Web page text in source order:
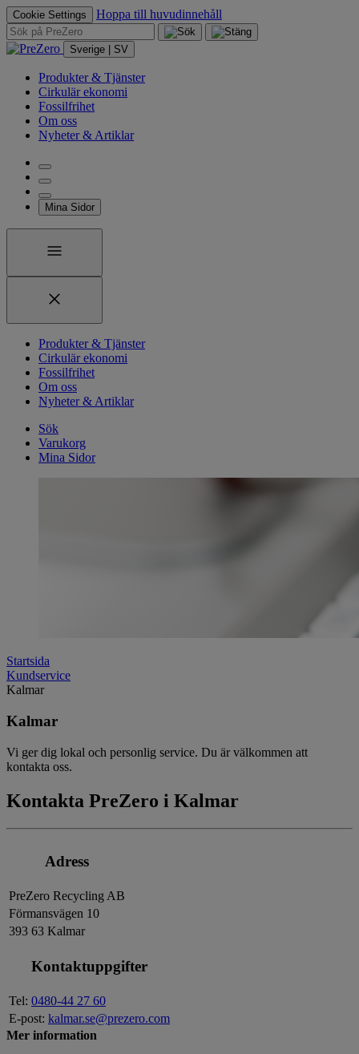
Cookie Settings Hoppa till huvudinnehåll
Sverige | SV
Produkter & Tjänster
Cirkulär ekonomi
Fossilfrihet
Om oss
Nyheter & Artiklar
Mina Sidor
Produkter & Tjänster
Cirkulär ekonomi
Fossilfrihet
Om oss
Nyheter & Artiklar
Sök
Varukorg
Mina Sidor
Startsida
Kundservice
Kalmar
Kalmar
Vi ger dig lokal och personlig service. Du är välkommen att
kontakta oss.
Kontakta PreZero i Kalmar
Adress
PreZero Recycling AB
Förmansvägen 10
393 63 Kalmar
Kontaktuppgifter
Tel: 0480-44 27 60
E-post: kalmar.se@prezero.com
Mer information